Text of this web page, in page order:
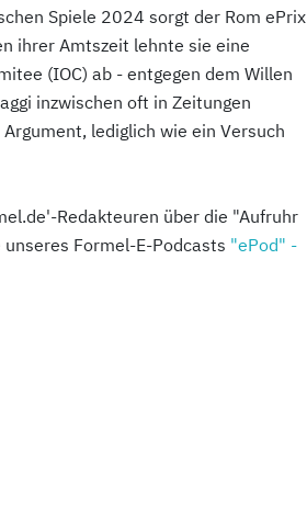
Spiele 2024 sorgt der Rom ePrix
ihrer Amtszeit lehnte sie eine
(IOC) ab - entgegen dem Willen
inzwischen oft in Zeitungen
lediglich wie ein Versuch
Redakteuren über die "Aufruhr
Formel-E-Podcasts "ePod" -